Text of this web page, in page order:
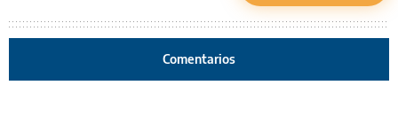
Comentarios